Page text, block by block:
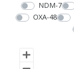
NDM-7
OXA-48